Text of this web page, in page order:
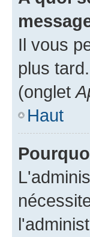
Il vous
plus
(onglet
Haut